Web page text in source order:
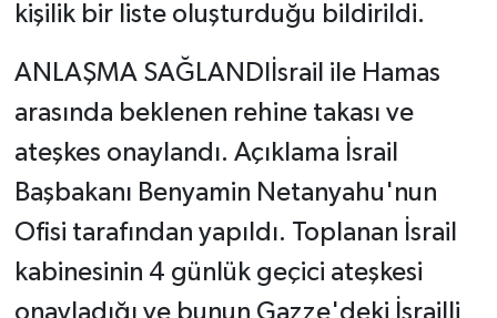
kişilik bir liste oluşturduğu bildirildi.
ANLAŞMA SAĞLANDIİsrail ile Hamas
arasında beklenen rehine takası ve
ateşkes onaylandı. Açıklama İsrail
Başbakanı Benyamin Netanyahu'nun
Ofisi tarafından yapıldı. Toplanan İsrail
kabinesinin 4 günlük geçici ateşkesi